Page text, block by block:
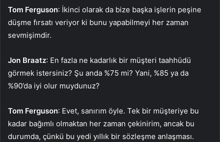
Tom Ferguson: İkinci olarak da bize başka işlerin peşine
düşme fırsatı veriyor ki bunu yapabilmeyi her zaman
sevmişimdir.
Jon Braatz: En fazla ne kadarlık bir müşteri taahhüdü
görmek istersiniz? Şu anda %75 mi? Yani, %85 ya da
%90’da iyi olur muydunuz?
Tom Ferguson: Evet, sanırım öyle. Tek bir müşteriye bu
kadar bağımlı olmaktan her zaman çekinirim, ancak bu
durumda, çünkü bu yedi yıllık bir sözleşme anlaşması.